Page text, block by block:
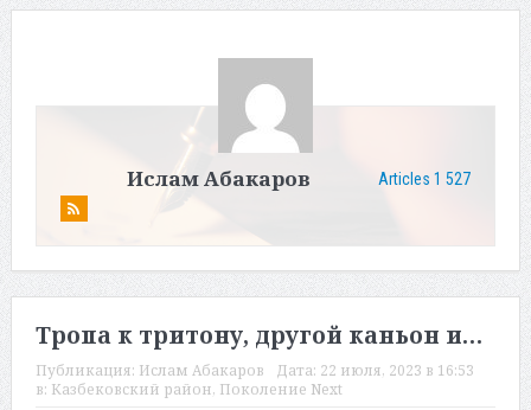
Ислам Абакаров Articles 1 527
Тропа к тритону, другой каньон и…
Публикация: Ислам Абакаров Дата: 22 июля, 2023 в 16:53
в: Казбековский район, Поколение Next